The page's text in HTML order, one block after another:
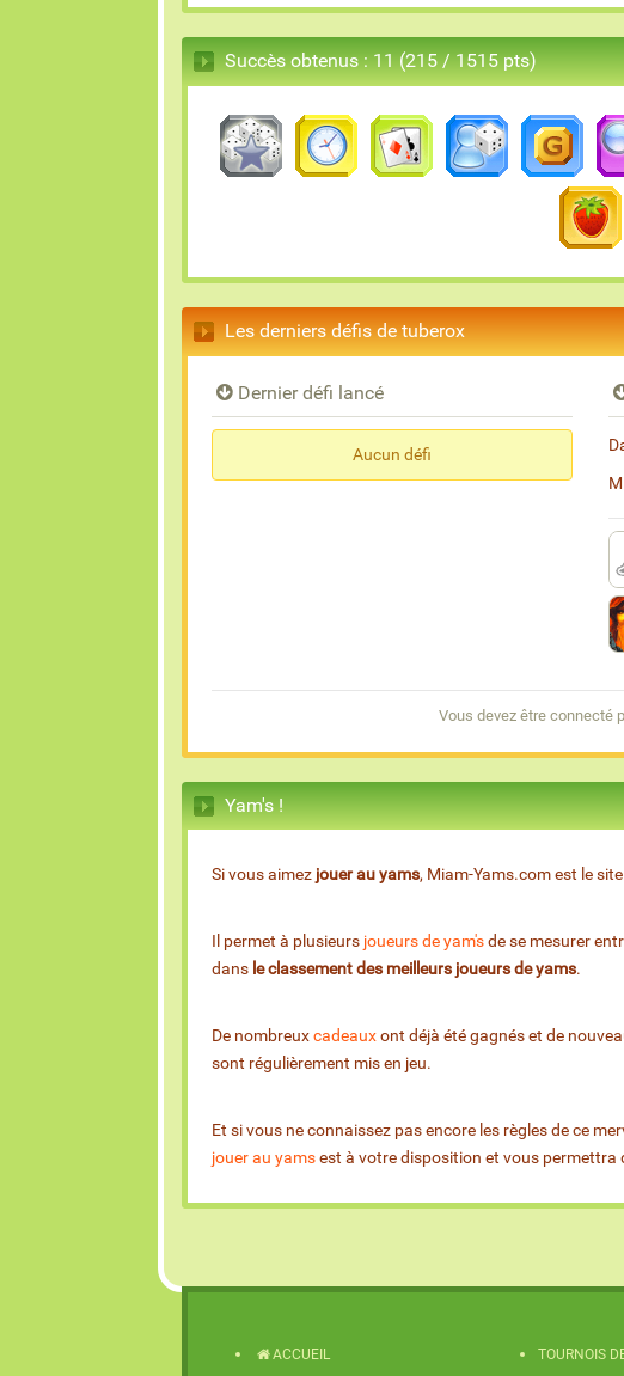
Succès obtenus : 11 (215 / 1515 pts)
Les derniers défis de tuberox
Dernier défi lancé
Aucun défi
Vous devez être connecté
Yam's !
Si vous aimez jouer au yams, Miam-Yams.com est le
Il permet à plusieurs joueurs de yam'sde se mesurer
dans le classement des meilleurs joueurs de yams.
De nombreuxcadeauxont déjà été gagnés et de
sont régulièrement mis en jeu.
Et si vous ne connaissez pas encore les règles de ce
jouer au yamsest à votre disposition et vous permettra
ACCUEIL
TOURNOIS